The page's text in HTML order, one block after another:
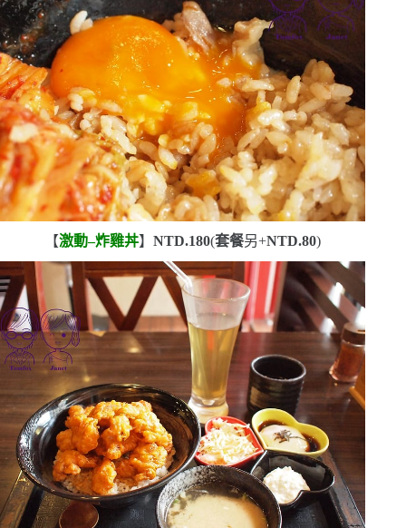
【激動–炸雞丼】NTD.180(套餐另+NTD.80)